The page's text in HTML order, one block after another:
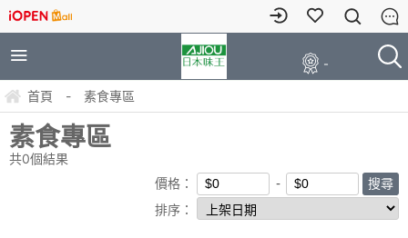
-
首頁 - 素食專區
素食專區
共0個結果
價格：
排序：